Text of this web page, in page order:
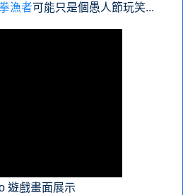
漁者可能只是個愚人節玩笑...
遊戲畫面展示